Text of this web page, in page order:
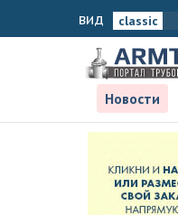
вид
Новости